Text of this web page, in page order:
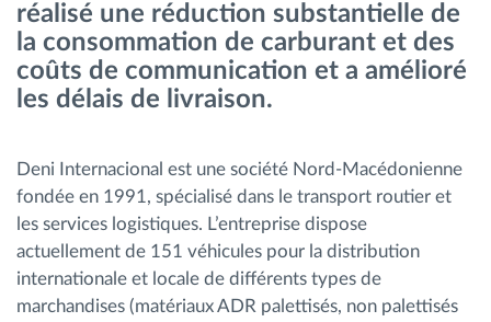
Planification et suivi d'itinéraire
Identification automatique du conducteur
Découvrez toutes les caractéristiques
Comment nous résolvons chaques besoins
d'activité de flotte
réalisé une réduction substantielle de
la consommation de carburant et des
coûts de communication et a amélioré
les délais de livraison.
Deni Internacional est une société Nord-Macédonienne
fondée en 1991, spécialisé dans le transport routier et
les services logistiques. L’entreprise dispose
actuellement de 151 véhicules pour la distribution
internationale et locale de différents types de
marchandises (matériaux ADR palettisés, non palettisés